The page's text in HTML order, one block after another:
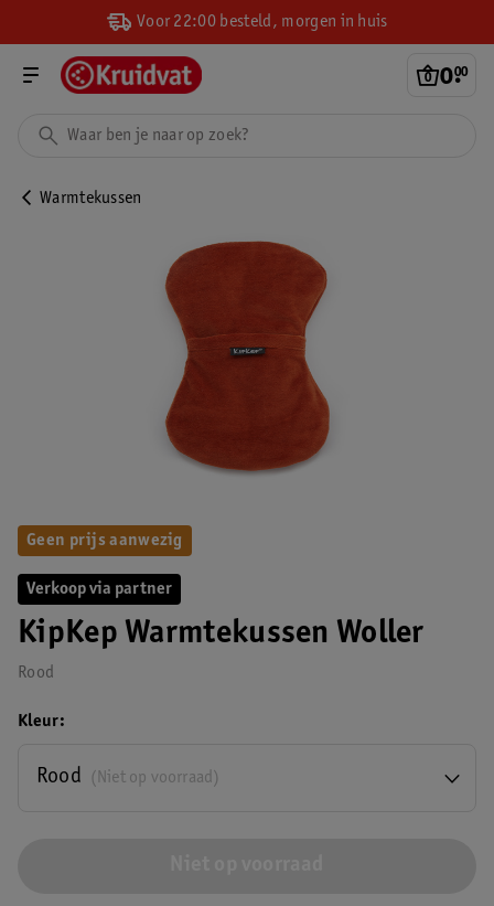
Voor 22:00 besteld, morgen in huis
0.
00
Warmtekussen
Verkoop via partner
KipKep Warmtekussen Woller
Rood
Geen prijs aanwezig
Kleur
(Niet op voorraad)
Rood